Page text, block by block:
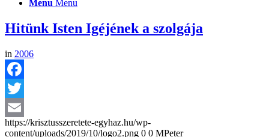
Menu Menu
Hitünk Isten Igéjének a szolgája
in 2006
Facebook
Twitter
Email
https://krisztusszeretete-egyhaz.hu/wp-
content/uploads/2019/10/logo2.png 0 0 MPeter